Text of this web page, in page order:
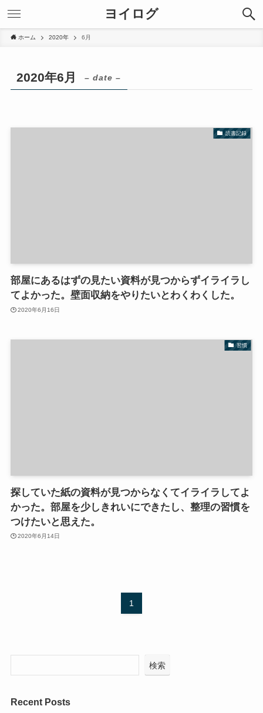
ヨイログ
ホーム 2020年 6月
2020年6月 – date –
読書記録
部屋にあるはずの見たい資料が見つからずイライラし
てよかった。壁面収納をやりたいとわくわくした。
2020年6月16日
習慣
探していた紙の資料が見つからなくてイライラしてよ
かった。部屋を少しきれいにできたし、整理の習慣を
つけたいと思えた。
2020年6月14日
1
検索
Recent Posts